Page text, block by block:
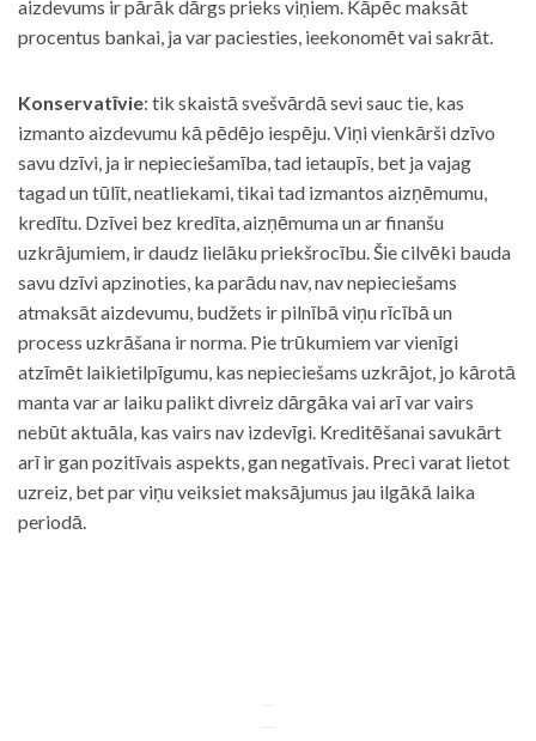
aizdevums ir pārāk dārgs prieks viņiem. Kāpēc maksāt
procentus bankai, ja var paciesties, ieekonomēt vai sakrāt.
Konservatīvie: tik skaistā svešvārdā sevi sauc tie, kas
izmanto aizdevumu kā pēdējo iespēju. Viņi vienkārši dzīvo
savu dzīvi, ja ir nepieciešamība, tad ietaupīs, bet ja vajag
tagad un tūlīt, neatliekami, tikai tad izmantos aizņēmumu,
kredītu. Dzīvei bez kredīta, aizņēmuma un ar finanšu
uzkrājumiem, ir daudz lielāku priekšrocību. Šie cilvēki bauda
savu dzīvi apzinoties, ka parādu nav, nav nepieciešams
atmaksāt aizdevumu, budžets ir pilnībā viņu rīcībā un
process uzkrāšana ir norma. Pie trūkumiem var vienīgi
atzīmēt laikietilpīgumu, kas nepieciešams uzkrājot, jo kārotā
manta var ar laiku palikt divreiz dārgāka vai arī var vairs
nebūt aktuāla, kas vairs nav izdevīgi. Kreditēšanai savukārt
arī ir gan pozitīvais aspekts, gan negatīvais. Preci varat lietot
uzreiz, bet par viņu veiksiet maksājumus jau ilgākā laika
periodā.